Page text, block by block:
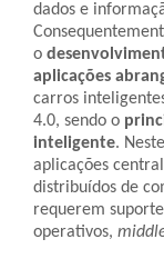
dados e
o
aplicações
carros
4.0, sendo o
inteligente.
aplicações
distribuídos de
requerem
operativos,